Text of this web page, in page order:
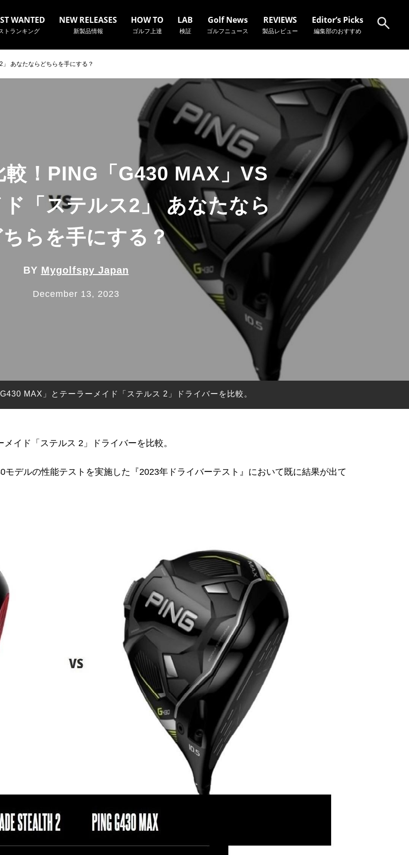
WANTED
トランキング
NEW RELEASES
新製品情報
HOW TO
ゴルフ上達
LAB
検証
Golf News
ゴルフニュース
REVIEWS
製品レビュー
Editor’s Picks
編集部のおすすめ
あなたならどちらを手にする？
！PING「G430 MAX」VS
「ステルス2」 あなたなら
ちらを手にする？
BY Mygolfspy Japan
December 13, 2023
MAX」とテーラーメイド「ステルス 2」ドライバーを比較。
イド「ステルス 2」ドライバーを比較。
デルの性能テストを実施した『2023年ドライバーテスト』において既に結果が出て
ど、検索したい事柄を入力してください。